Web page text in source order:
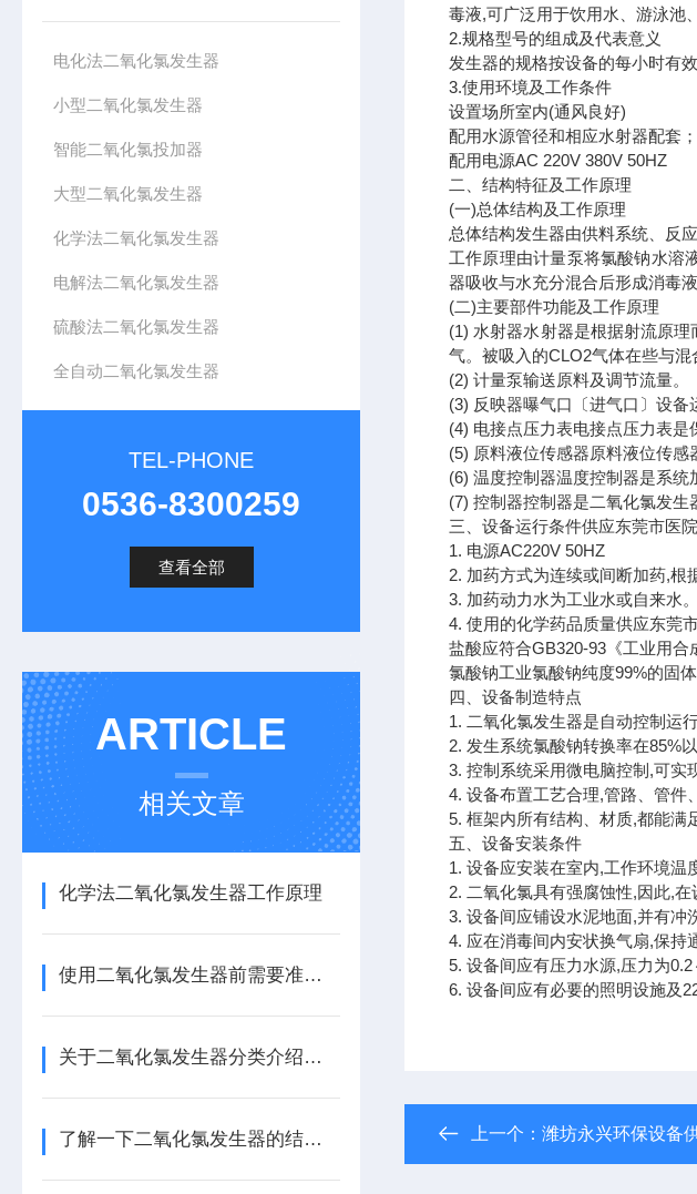
电化法二氧化氯发生器
小型二氧化氯发生器
智能二氧化氯投加器
大型二氧化氯发生器
化学法二氧化氯发生器
电解法二氧化氯发生器
硫酸法二氧化氯发生器
全自动二氧化氯发生器
TEL-PHONE
0536-8300259
查看全部
ARTICLE
相关文章
化学法二氧化氯发生器工作原理
使用二氧化氯发生器前需要准备些什么？
关于二氧化氯发生器分类介绍，还不快来看看
了解一下二氧化氯发生器的结构功能及原理
毒液,可广泛用于饮用水、游泳池
2.规格型号的组成及代表意义
发生器的规格按设备的每小时有
3.使用环境及工作条件
设置场所室内(通风良好)
配用水源管径和相应水射器配套
配用电源AC 220V 380V 50HZ
二、结构特征及工作原理
(一)总体结构及工作原理
总体结构发生器由供料系统、反
工作原理由计量泵将氯酸钠水溶
器吸收与水充分混合后形成消毒
(二)主要部件功能及工作原理
(1) 水射器水射器是根据射流原
气。被吸入的CLO2气体在些与混
(2) 计量泵输送原料及调节流量。
(3) 反映器曝气口〔进气口〕设备
(4) 电接点压力表电接点压力表是
(5) 原料液位传感器原料液位传感
(6) 温度控制器温度控制器是系统
(7) 控制器控制器是二氧化氯发生
三、设备运行条件供应东莞市医
1. 电源AC220V 50HZ
2. 加药方式为连续或间断加药,根
3. 加药动力水为工业水或自来水。
4. 使用的化学药品质量供应东莞
盐酸应符合GB320-93《工业用合
氯酸钠工业氯酸钠纯度99%的固
四、设备制造特点
1. 二氧化氯发生器是自动控制运
2. 发生系统氯酸钠转换率在85%以
3. 控制系统采用微电脑控制,可实
4. 设备布置工艺合理,管路、管件
5. 框架内所有结构、材质,都能满
五、设备安装条件
1. 设备应安装在室内,工作环境温
2. 二氧化氯具有强腐蚀性,因此,
3. 设备间应铺设水泥地面,并有冲
4. 应在消毒间内安状换气扇,保持
5. 设备间应有压力水源,压力为0.2
6. 设备间应有必要的照明设施及
上一个： 潍坊永兴环保设备供应广州